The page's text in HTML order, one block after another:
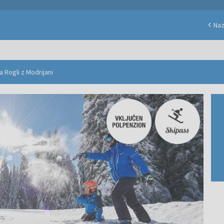
Rogli z Modrijani